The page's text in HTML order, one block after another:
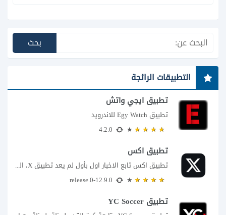
التطبيقات الرائجة
تطبيق ايجي واتش
تطبيق Egy Watch للاندرويد
تطبيق اكس
تطبيق اكس تابع الاخبار اول بأول لم يعد تطبيق X، المعروف سابقا باسم تويتر،...
تطبيق YC Soccer